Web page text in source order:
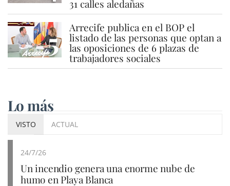
31 calles aledañas
5 Arrecife publica en el BOP el
listado de las personas que optan a
las oposiciones de 6 plazas de
trabajadores sociales
Lo más
VISTO ACTUAL
24/7/26
Un incendio genera una enorme nube de
humo en Playa Blanca